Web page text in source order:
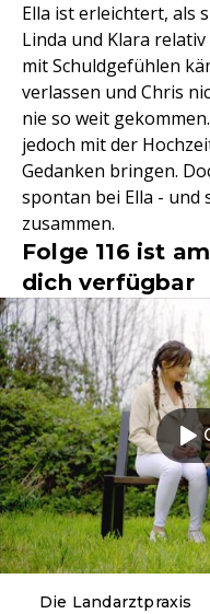
Ella ist erleichtert, als
Linda und Klara
mit Schuldgefühlen
verlassen und Chris
nie so weit
jedoch mit der
Gedanken bringen.
spontan bei Ella -
zusammen.
Folge 116 ist
dich verfügbar
Die Landarztpraxis